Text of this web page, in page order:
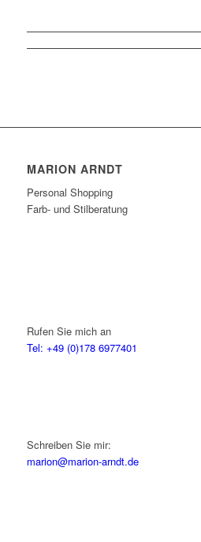
MARION ARNDT
Personal Shopping
Farb- und Stilberatung
Rufen Sie mich an
Tel: +49 (0)178 6977401
Schreiben Sie mir:
marion@marion-arndt.de